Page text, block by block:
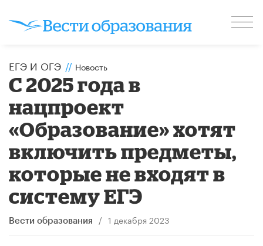
ЕГЭ И ОГЭ // Новость
С 2025 года в
нацпроект
«Образование» хотят
включить предметы,
которые не входят в
систему ЕГЭ
Вести образования / 1 декабря 2023